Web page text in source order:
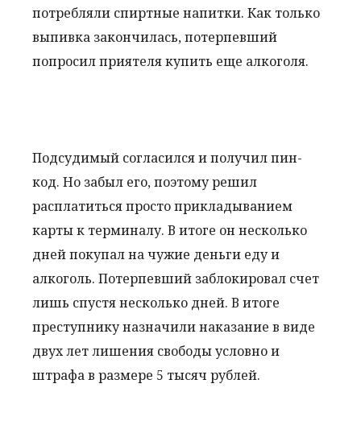
потребляли спиртные напитки. Как только
выпивка закончилась, потерпевший
попросил приятеля купить еще алкоголя.
Подсудимый согласился и получил пин-
код. Но забыл его, поэтому решил
расплатиться просто прикладыванием
карты к терминалу. В итоге он несколько
дней покупал на чужие деньги еду и
алкоголь. Потерпевший заблокировал счет
лишь спустя несколько дней. В итоге
преступнику назначили наказание в виде
двух лет лишения свободы условно и
штрафа в размере 5 тысяч рублей.